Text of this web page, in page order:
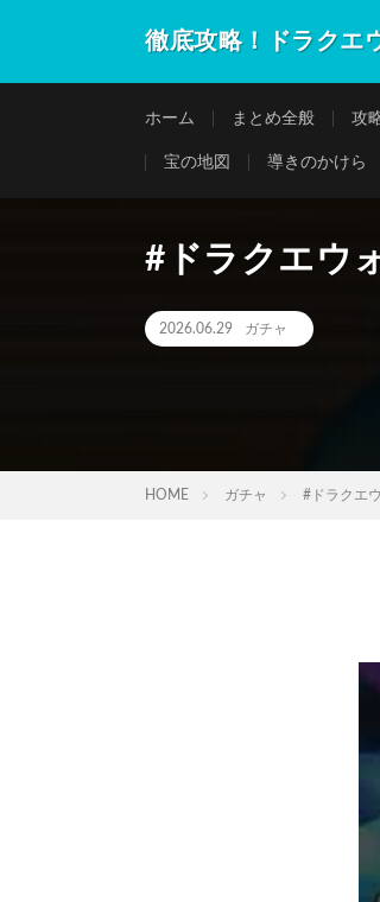
徹底攻略！ドラクエ
ホーム まとめ全般 攻
宝の地図 導きのかけら
#ドラクエウ
2026.06.29 ガチャ
HOME ガチャ #ドラクエ